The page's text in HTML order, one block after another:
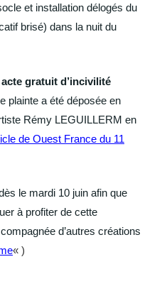
et installation délogés du
brisé) dans la nuit du
gratuit d’incivilité
plainte a été déposée en
Rémy LEGUILLERM en
de Ouest France du 11
le mardi 10 juin afin que
à profiter de cette
d’autres créations
« )